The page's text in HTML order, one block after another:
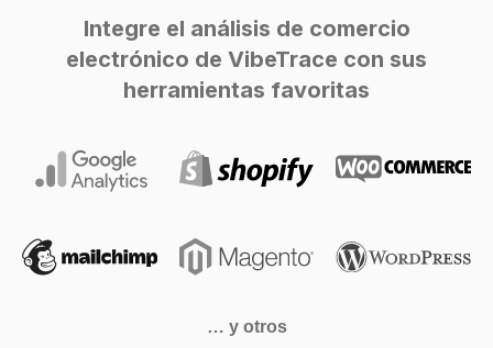
Integre el análisis de comercio
electrónico de VibeTrace con sus
herramientas favoritas
… y otros